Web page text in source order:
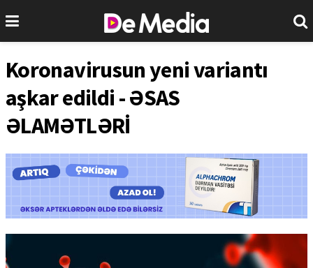
Koronavirusun yeni variantı
aşkar edildi - ƏSAS
ƏLAMƏTLƏRİ